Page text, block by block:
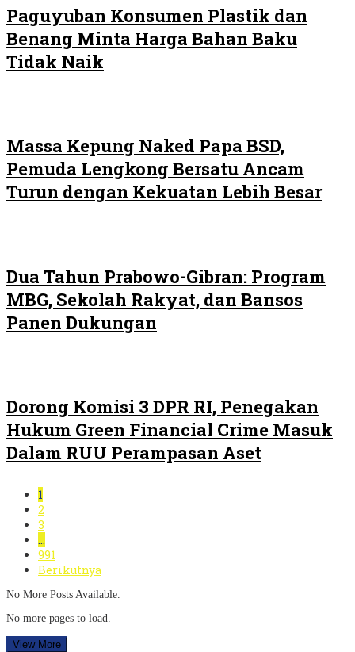
Paguyuban Konsumen Plastik dan
Benang Minta Harga Bahan Baku
Tidak Naik
Massa Kepung Naked Papa BSD,
Pemuda Lengkong Bersatu Ancam
Turun dengan Kekuatan Lebih Besar
Dua Tahun Prabowo-Gibran: Program
MBG, Sekolah Rakyat, dan Bansos
Panen Dukungan
Dorong Komisi 3 DPR RI, Penegakan
Hukum Green Financial Crime Masuk
Dalam RUU Perampasan Aset
1
2
3
…
991
Berikutnya
No More Posts Available.
No more pages to load.
View More